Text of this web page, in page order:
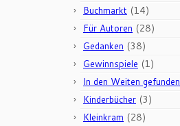
Buchmarkt (14)
Für Autoren (28)
Gedanken (38)
Gewinnspiele (1)
In den Weiten gefunden
Kinderbücher (3)
Kleinkram (28)